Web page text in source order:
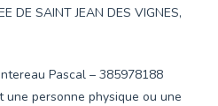
DE SAINT JEAN DES VIGNES,
Pascal – 385978188
personne physique ou une